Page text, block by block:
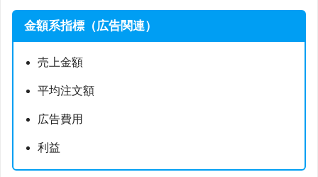
金額系指標（広告関連）
売上金額
平均注文額
広告費用
利益